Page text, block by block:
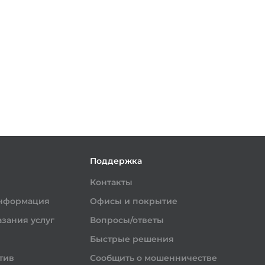
услуг
Поддержка
Контакты
Офисы и покрытие
Вопросы/ответы
Быстрые решения
Сообщить о мошенничестве